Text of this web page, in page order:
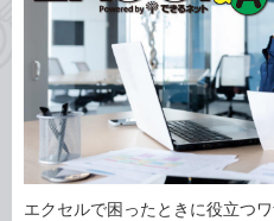
リ
エクセルで困ったときに役立つ